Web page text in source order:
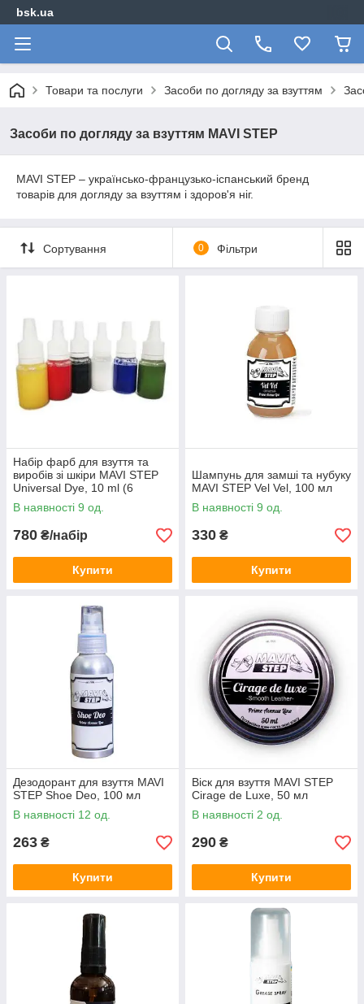
bsk.ua
Товари та послуги Засоби по догляду за взуттям
Засоби по догляду за взуттям MAVI STEP
MAVI STEP – українсько-французько-іспанський бренд
товарів для догляду за взуттям і здоров'я ніг.
Сортування 0 Фільтри
Набір фарб для взуття та
виробів зі шкіри MAVI STEP
Universal Dye, 10 ml (6
кольорів)
В наявності 9 од.
780 ₴/набір
Купити
Шампунь для замші та нубуку
MAVI STEP Vel Vel, 100 мл
В наявності 9 од.
330 ₴
Купити
Дезодорант для взуття MAVI
STEP Shoe Deo, 100 мл
В наявності 12 од.
263 ₴
Купити
Віск для взуття MAVI STEP
Cirage de Luxe, 50 мл
В наявності 2 од.
290 ₴
Купити